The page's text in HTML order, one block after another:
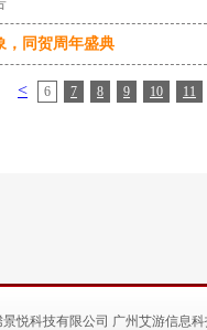
，同贺周年盛典
< 6 7 8 9 10 11
悦科技有限公司 广州艾游信息